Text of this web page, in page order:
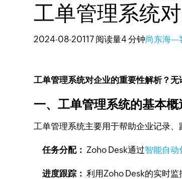
工单管理系统
2024-08-20117 阅读量4 分钟尚东海—
工单管理系统对企业的重要性解析？
一、工单管理系统的基本概
工单管理系统主要用于帮助企业记录
任务分配： Zoho Desk通过智能自动
进度跟踪：利用Zoho Desk的实时监